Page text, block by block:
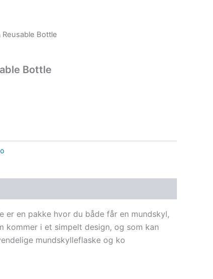
Bottle
Bottle
er en pakke hvor du både får en mundskyl,
kommer i et simpelt design, og som kan
mundskylleflaske og ko